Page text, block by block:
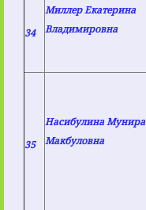
34
Миллер Екатерина
Владимировна
35
Насибулина Мунира
Макбуловна